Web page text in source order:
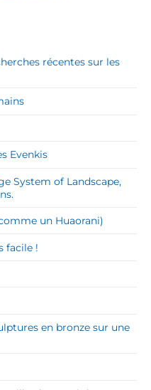
récentes sur les
Evenkis
System of Landscape,
un Huaorani)
facile !
en bronze sur une